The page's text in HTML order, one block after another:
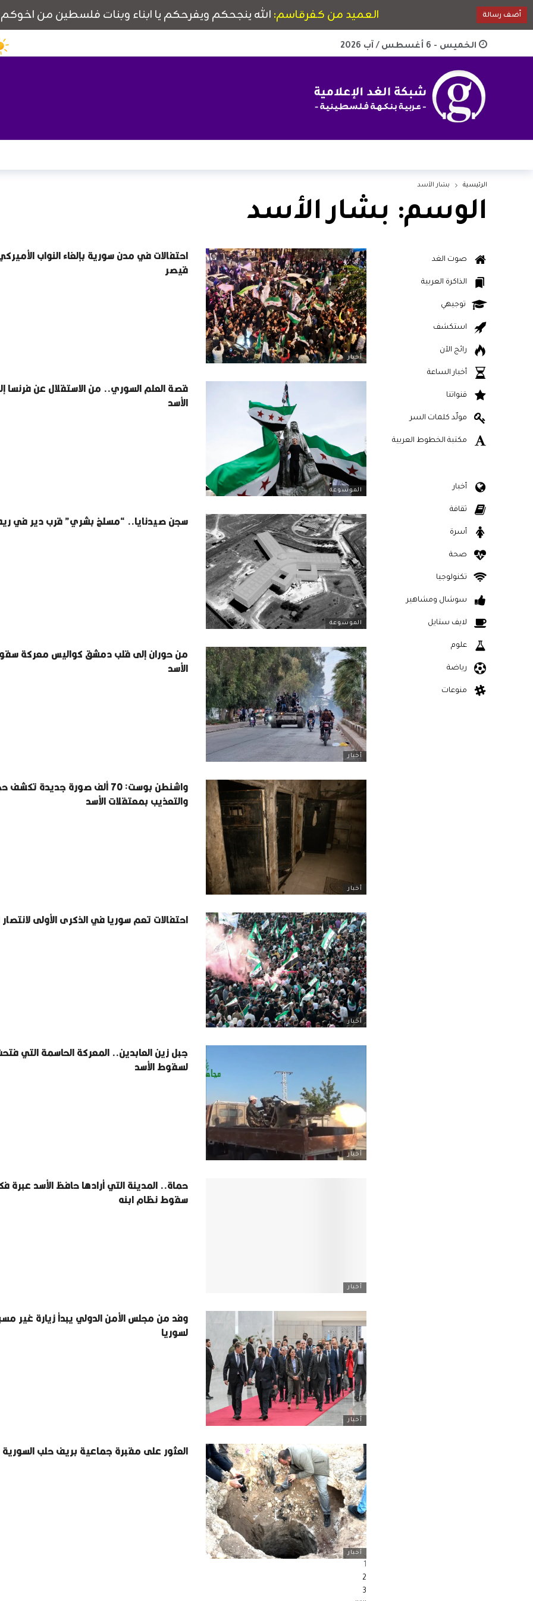
الخميس - 6 أغسطس / آب 2026
الرئيسية بشار الأسد
الوسم: بشار الأسد
أخبار
احتفالات في مدن سورية بإلغاء النواب
قيصر
الموسوعة
قصة العلم السوري.. من الاستقلال عن فرنسا
الأسد
الموسوعة
سجن صيدنايا.. “مسلخ بشري” قرب دير في
أخبار
من حوران إلى قلب دمشق كواليس معركة
الأسد
أخبار
واشنطن بوست: 70 ألف صورة جديدة
والتعذيب بمعتقلات الأسد
أخبار
احتفالات تعم سوريا في الذكرى الأولى لانتصار
أخبار
جبل زين العابدين.. المعركة الحاسمة التي
لسقوط الأسد
أخبار
حماة.. المدينة التي أرادها حافظ الأسد عبرة
سقوط نظام ابنه
أخبار
وفد من مجلس الأمن الدولي يبدأ زيارة غير
لسوريا
أخبار
العثور على مقبرة جماعية بريف حلب السورية
1
2
3
صوت الغد
الذاكرة العربية
توجيهي
استكشف
رائج الآن
أخبار الساعة
قنواتنا
مولّد كلمات السر
مكتبة الخطوط العربية
أخبار
ثقافة
أسرة
صحة
تكنولوجيا
سوشال ومشاهير
لايف ستايل
علوم
رياضة
منوعات